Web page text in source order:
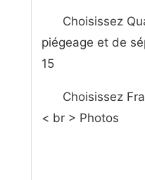
Choisissez
piégeage et de
15
Choisissez
< br > Photos